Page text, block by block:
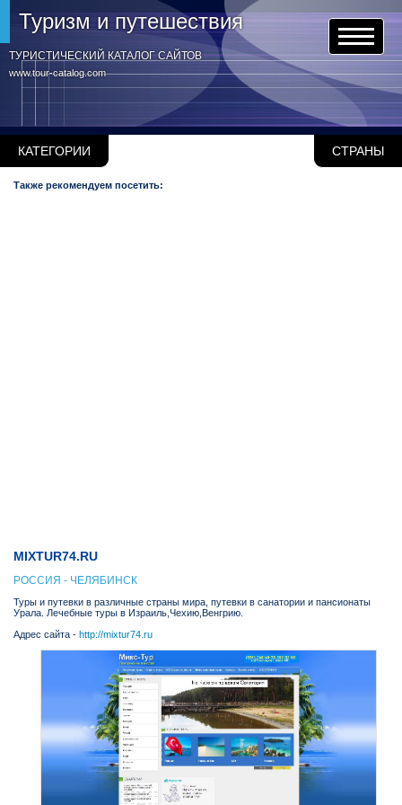
www.tour-catalog.com
Туризм и путешествия
ТУРИСТИЧЕСКИЙ КАТАЛОГ САЙТОВ
КАТЕГОРИИ СТРАНЫ
Также рекомендуем посетить:
MIXTUR74.RU
РОССИЯ - ЧЕЛЯБИНСК
Туры и путевки в различные страны мира, путевки в санатории и пансионаты
Урала. Лечебные туры в Израиль,Чехию,Венгрию.
Адрес сайта - http://mixtur74.ru